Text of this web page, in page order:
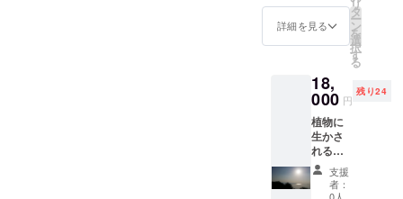
た楽し
み方を
学ぶ。
インパ
ライ
バーに
よる木
工・エ
コビル
ドに興
味があ
る方対
象。 大
詳細を見る
リ
タ
ー
ン
を
選
択
す
る
18,
000 円
残り24
植物に
生かさ
れる私
たち動
物。で
も自然
支援
者：
0人